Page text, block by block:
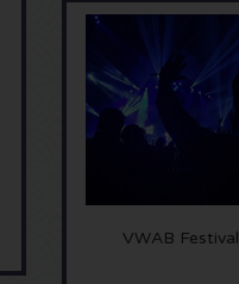
VWAB Festival